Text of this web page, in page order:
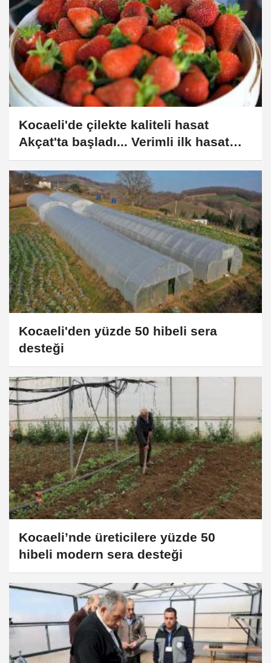
Kocaeli'de çilekte kaliteli hasat
Akçat'ta başladı... Verimli ilk hasat
başladı
Kocaeli'den yüzde 50 hibeli sera
desteği
Kocaeli’nde üreticilere yüzde 50
hibeli modern sera desteği